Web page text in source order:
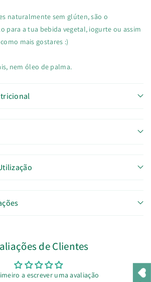
naturalmente sem glúten, são o
para a tua bebida vegetal, iogurte ou assim
mais gostares :)
nem óleo de palma.
de Clientes
a escrever uma avaliação